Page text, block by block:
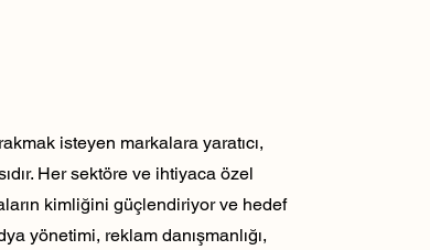
isteyen markalara yaratıcı,
Her sektöre ve ihtiyaca özel
kimliğini güçlendiriyor ve hedef
yönetimi, reklam danışmanlığı,